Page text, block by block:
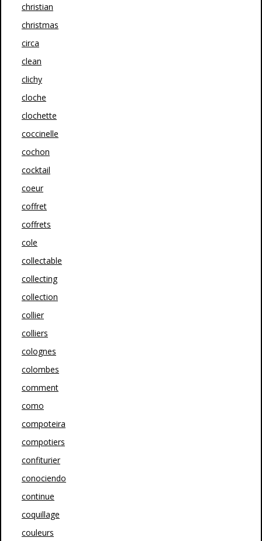
christian
christmas
circa
clean
clichy
cloche
clochette
coccinelle
cochon
cocktail
coeur
coffret
coffrets
cole
collectable
collecting
collection
collier
colliers
colognes
colombes
comment
como
compoteira
compotiers
confiturier
conociendo
continue
coquillage
couleurs